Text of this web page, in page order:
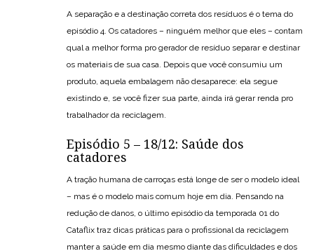
A separação e a destinação correta dos resíduos é o tema do
episódio 4. Os catadores – ninguém melhor que eles – contam
qual a melhor forma pro gerador de resíduo separar e destinar
os materiais de sua casa. Depois que você consumiu um
produto, aquela embalagem não desaparece: ela segue
existindo e, se você fizer sua parte, ainda irá gerar renda pro
trabalhador da reciclagem.
Episódio 5 – 18/12: Saúde dos
catadores
A tração humana de carroças está longe de ser o modelo ideal
– mas é o modelo mais comum hoje em dia. Pensando na
redução de danos, o último episódio da temporada 01 do
Cataflix traz dicas práticas para o profissional da reciclagem
manter a saúde em dia mesmo diante das dificuldades e dos